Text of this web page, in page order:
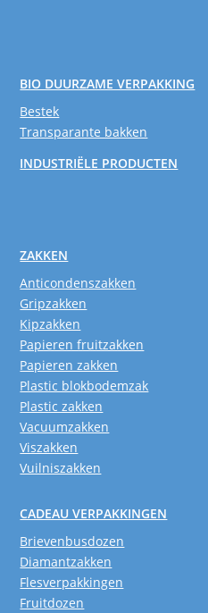
BIO DUURZAME VERPAKKING
Bestek
Transparante bakken
INDUSTRIËLE PRODUCTEN
ZAKKEN
Anticondenszakken
Gripzakken
Kipzakken
Papieren fruitzakken
Papieren zakken
Plastic blokbodemzak
Plastic zakken
Vacuumzakken
Viszakken
Vuilniszakken
CADEAU VERPAKKINGEN
Brievenbusdozen
Diamantzakken
Flesverpakkingen
Fruitdozen